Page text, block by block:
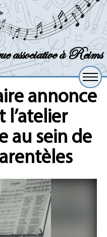
associative à Reims
l’atelier
au sein de